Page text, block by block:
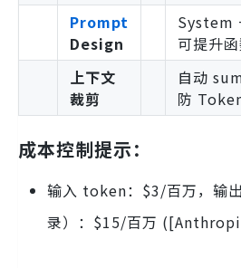
Prompt
Design
System
可提升
上下文
裁剪
自动
防
成本控制提示：
输入 token：$3/百万，输
录）：$15/百万